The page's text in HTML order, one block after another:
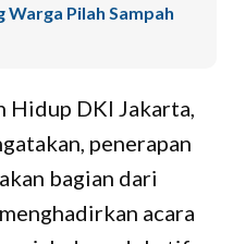
Pilah Sampah
Hidup DKI Jakarta,
penerapan
bagian dari
acara